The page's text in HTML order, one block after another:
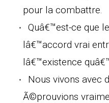
pour la combattre.
Quâ€™est-ce que
lâ€™accord vrai
lâ€™existence
Nous vivons avec
Ã©prouvions